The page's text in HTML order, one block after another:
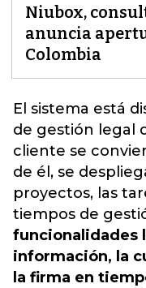
Niubox,
anuncia
Colombia
El sistema está
de gestión legal
cliente se
de él, se
proyectos, las
tiempos de
funcionalidades
información, la
la firma en